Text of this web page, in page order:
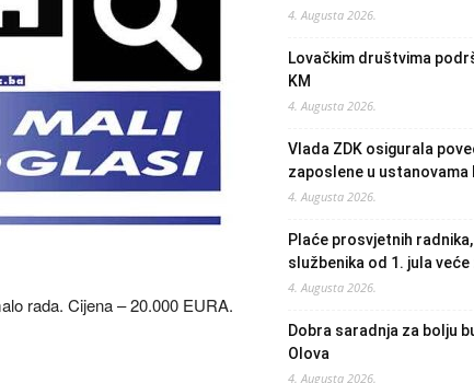
rada. Cijena – 20.000 EURA.
4. Augusta 2026.
Lovačkim društvima
KM
4. Augusta 2026.
Vlada ZDK osigurala
zaposlene u ustanovama
4. Augusta 2026.
Plaće prosvjetnih
službenika od 1. jula
4. Augusta 2026.
Dobra saradnja za bolju
Olova
4. Augusta 2026.